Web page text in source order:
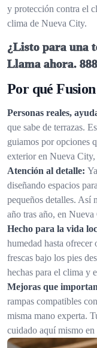
y protección contra el
clima de Nueva City.
¿Listo para una
Llama ahora.
Por qué
Personas reales,
que sabe de terrazas.
guiamos por opciones
exterior en Nueva
Atención al detalle:
diseñando espacios
pequeños detalles. Así
año tras año, en Nueva
Hecho para la vida
humedad hasta ofrecer
frescas bajo los pies
hechas para el clima y
Mejoras que
rampas compatibles
misma mano experta.
cuidado aquí mismo